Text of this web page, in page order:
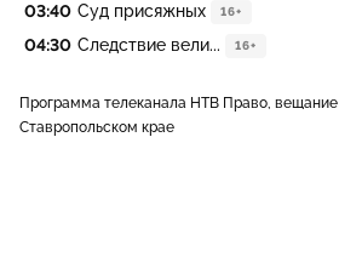
03:40 Суд присяжных 16+
04:30 Следствие вели... 16+
Программа телеканала НТВ Право, вещание
Ставропольском крае